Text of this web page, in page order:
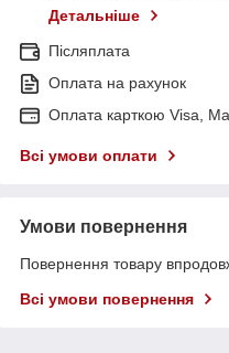
Детальніше
Післяплата
Оплата на рахунок
Оплата карткою Visa,
Всі умови оплати
Умови повернення
Повернення товару
Всі умови повернення